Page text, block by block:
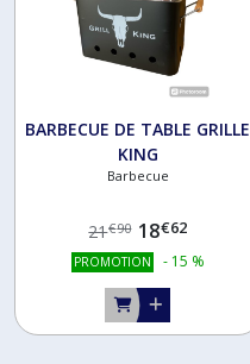
BARBECUE DE TABLE GRILLE
KING
Barbecue
21€90 18€62
PROMOTION - 15 %